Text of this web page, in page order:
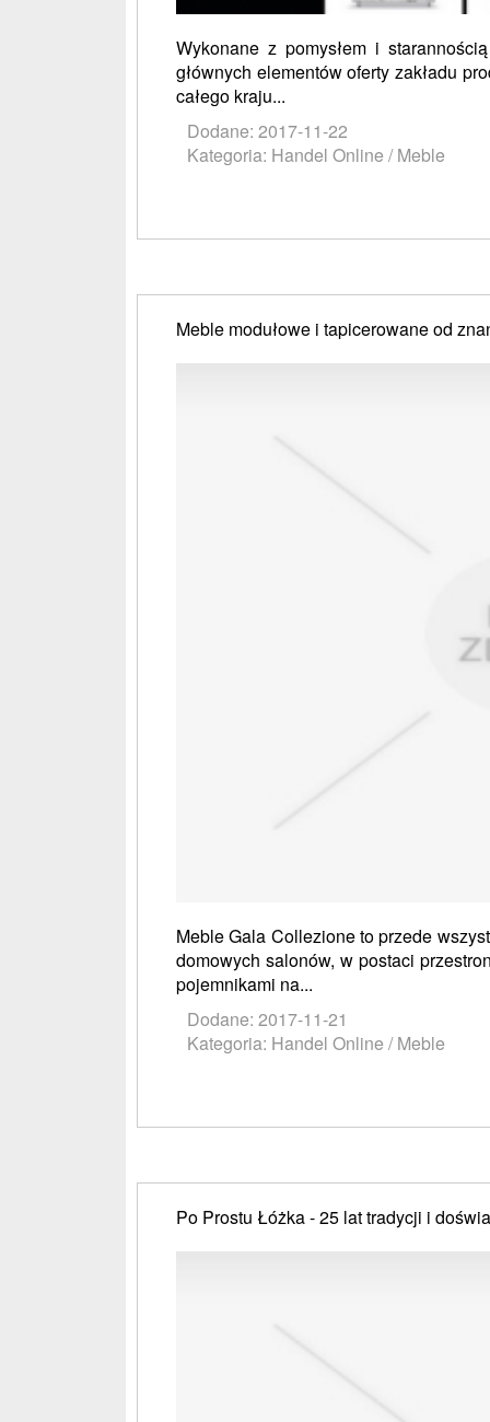
Wykonane z pomysłem i
głównych elementów oferty zakładu
całego kraju...
Dodane: 2017-11-22
Kategoria: Handel Online / Meble
Meble modułowe i tapicerowane od
Meble Gala Collezione to przede
domowych salonów, w postaci
pojemnikami na...
Dodane: 2017-11-21
Kategoria: Handel Online / Meble
Po Prostu Łóżka - 25 lat tradycji i